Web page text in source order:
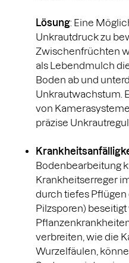
Lösung: Eine
Unkrautdruck zu
Zwischenfrüchten
als Lebendmulch
Boden ab und
Unkrautwachstum.
von
präzise
Bodenbearbeitung
Krankheitserreger
durch tiefes Pflügen
Pilzsporen) beseitigt
verbreiten, wie die
Wurzelfäulen,